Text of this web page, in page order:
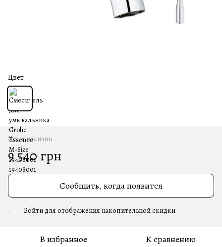
Цвет
Нет в наличии
9 540 грн
Сообщить, когда появится
Войти для отображения накопительной скидки
В избранное К сравнению